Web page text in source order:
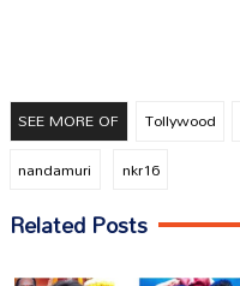
SEE MORE OF Tollywood
nandamuri
nkr16
Related Posts